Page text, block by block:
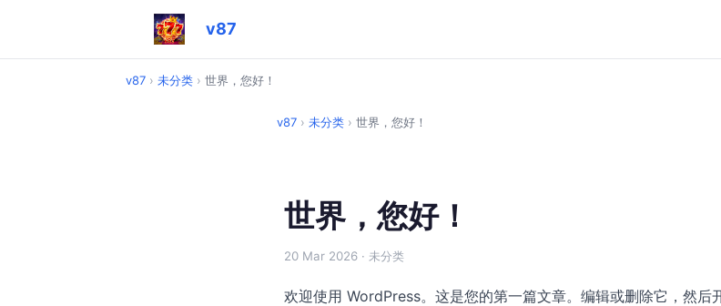
v87
v87 › 未分类 › 世界，您好！
v87 › 未分类 › 世界，您好！
世界，您好！
20 Mar 2026 · 未分类
欢迎使用 WordPress。这是您的第一篇文章。编辑或删除它，然后